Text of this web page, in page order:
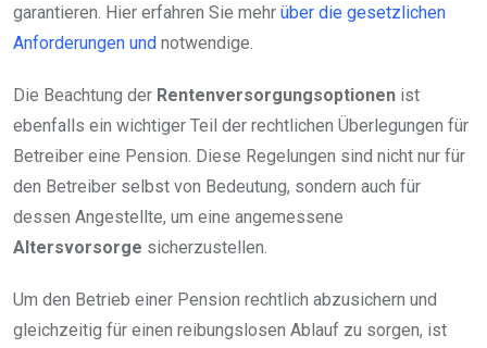
garantieren. Hier erfahren Sie mehr über die gesetzlichen
Anforderungen und notwendige.
Die Beachtung der Rentenversorgungsoptionen ist
ebenfalls ein wichtiger Teil der rechtlichen Überlegungen für
Betreiber eine Pension. Diese Regelungen sind nicht nur für
den Betreiber selbst von Bedeutung, sondern auch für
dessen Angestellte, um eine angemessene
Altersvorsorge sicherzustellen.
Um den Betrieb einer Pension rechtlich abzusichern und
gleichzeitig für einen reibungslosen Ablauf zu sorgen, ist